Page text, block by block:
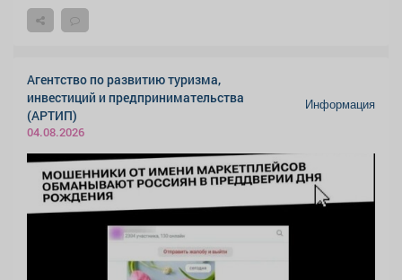
Агентство по развитию туризма,
инвестиций и предпринимательства
(АРТИП)
04.08.2026
Информация